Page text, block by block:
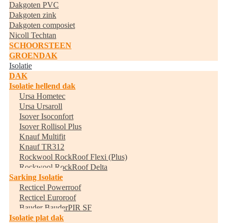
Dakgoten PVC
Dakgoten zink
Dakgoten composiet
Nicoll Techtan
SCHOORSTEEN
GROENDAK
Isolatie
DAK
Isolatie hellend dak
Ursa Hometec
Ursa Ursaroll
Isover Isoconfort
Isover Rollisol Plus
Knauf Multifit
Knauf TR312
Rockwool RockRoof Flexi (Plus)
Rockwool RockRoof Delta
Sarking Isolatie
Recticel Powerroof
Recticel Euroroof
Bauder BauderPIR SF
Isolatie plat dak